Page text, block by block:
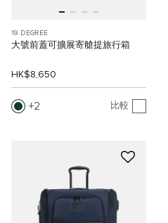
19 DEGREE
大號前蓋可擴展寄艙提旅行箱
HK$8,650
2 比較